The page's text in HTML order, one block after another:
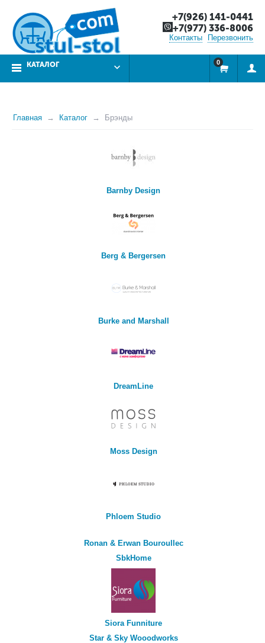
+7(926) 141-0441
+7(977) 336-8006
Контакты Перезвонить
КАТАЛОГ 0
Главная Каталог Брэнды
Barnby Design
Berg & Bergersen
Burke and Marshall
DreamLine
Moss Design
Phloem Studio
Ronan & Erwan Bouroullec
SbkHome
Siora Funniture
Star & Sky Wooodworks